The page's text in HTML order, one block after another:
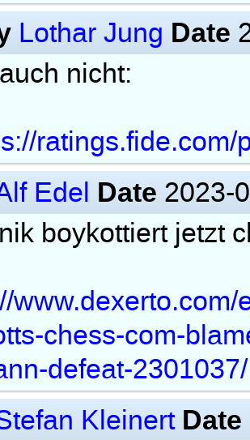
Lothar Jung Date
nicht:
ratings.fide.com/
Edel Date 2023-
boykottiert jetzt
chess-com-
defeat-2301037/
Kleinert Date